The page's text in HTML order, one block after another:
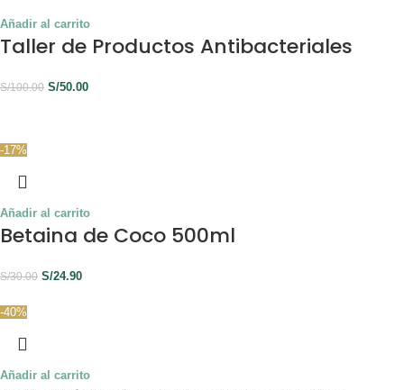
Añadir al carrito
Taller de Productos Antibacteriales
S/100.00 S/50.00
-17%
Añadir al carrito
Betaina de Coco 500ml
S/30.00 S/24.90
-40%
Añadir al carrito